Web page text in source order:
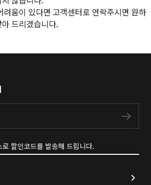
려움이 있다면 고객센터로 연락주시면 원하
드리겠습니다.
구독
할인코드를 발송해 드립니다.